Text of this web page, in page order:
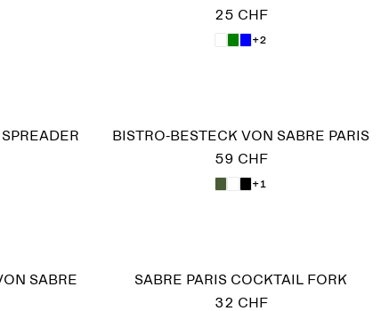
25 CHF
+2
BISTRO-BESTECK VON SABRE PARIS
59 CHF
+1
SABRE
SABRE PARIS COCKTAIL FORK
32 CHF